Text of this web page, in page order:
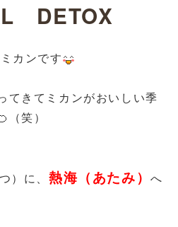
DETOX
カンです
てきてミカンがおいしい季
笑）
）に、 熱海（あたみ）へ